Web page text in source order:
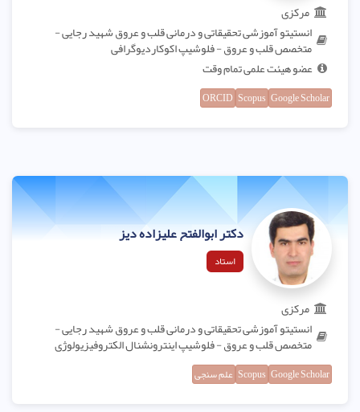
مرکزی
انستیتو آموزشی تحقیقاتی و درمانی قلب و عروق شهید رجایی -
متخصص قلب و عروق - فلوشیپ اکوکاردیوگرافی
عضو هیئت علمی تمام وقت
Google Scholar
Scopus
ORCID
دکتر ابوالفتح علیزاده دیز
استاد
مرکزی
انستیتو آموزشی تحقیقاتی و درمانی قلب و عروق شهید رجایی -
متخصص قلب و عروق - فلوشیپ اینترونشنال الکتروفیزیولوژی
Google Scholar
Scopus علم سنجی